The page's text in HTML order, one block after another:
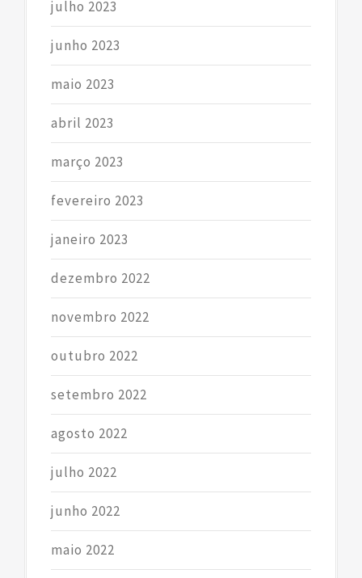
julho 2023
junho 2023
maio 2023
abril 2023
março 2023
fevereiro 2023
janeiro 2023
dezembro 2022
novembro 2022
outubro 2022
setembro 2022
agosto 2022
julho 2022
junho 2022
maio 2022